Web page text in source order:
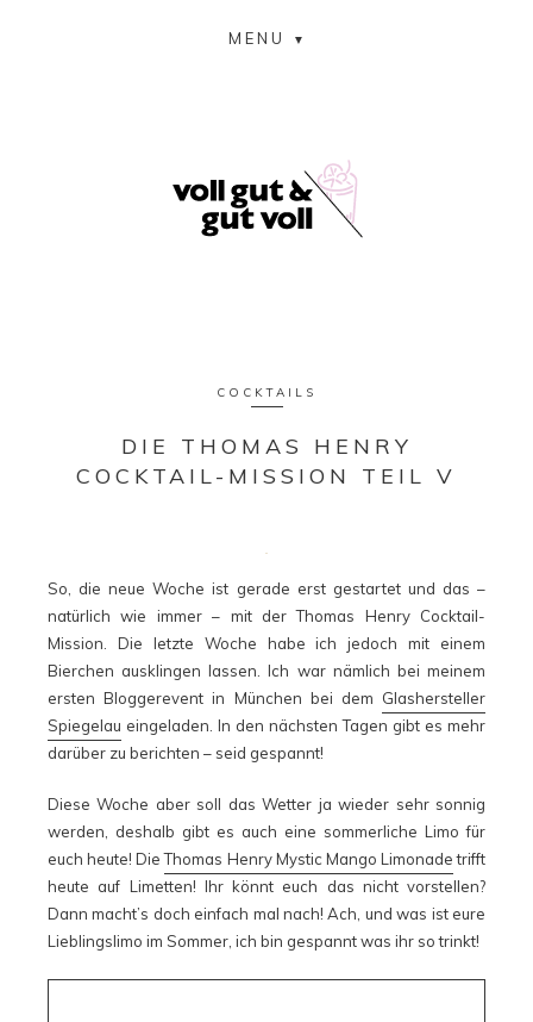
MENU
COCKTAILS
DIE THOMAS HENRY
COCKTAIL-MISSION TEIL V
So, die neue Woche ist gerade erst gestartet und das –
natürlich wie immer – mit der Thomas Henry Cocktail-
Mission. Die letzte Woche habe ich jedoch mit einem
Bierchen ausklingen lassen. Ich war nämlich bei meinem
ersten Bloggerevent in München bei dem Glashersteller
Spiegelau eingeladen. In den nächsten Tagen gibt es mehr
darüber zu berichten – seid gespannt!
Diese Woche aber soll das Wetter ja wieder sehr sonnig
werden, deshalb gibt es auch eine sommerliche Limo für
euch heute! DieThomas Henry Mystic Mango Limonadetrifft
heute auf Limetten! Ihr könnt euch das nicht vorstellen?
Dann macht’s doch einfach mal nach! Ach, und was ist eure
Lieblingslimo im Sommer, ich bin gespannt was ihr so trinkt!